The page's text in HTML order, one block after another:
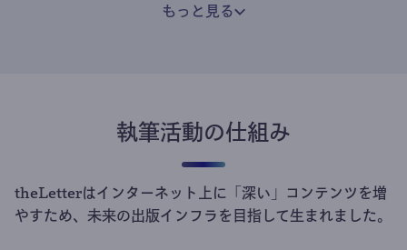
もっと見る
執筆活動の仕組み
theLetterはインターネット上に「深い」コンテンツを増
やすため、未来の出版インフラを目指して生まれました。